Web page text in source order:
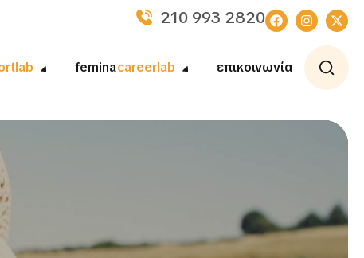
210 993 2820
feminacareerlab επικοινωνία